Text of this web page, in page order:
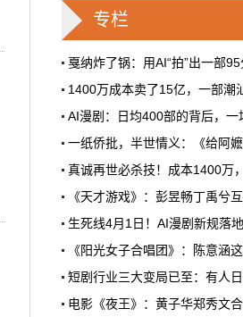
高定，而是一句话。
6月28日 9:25:00
周星驰跑去拍AI短剧了，
么？
5月31号，横店。63岁的周星
出现在《食神2026》的开机现
编自他30年前的经典电影，竖
制作，成本400万。预计9月上
6月28日 9:25:00
短剧从业者在评论区集体破防
机率比去年腰斩"，有人说"演员
专栏
戛纳炸了锅：用AI“拍”出一部
1400万成本卖了15亿，一部潮
AI漫剧：日均400部的背后，一
一纸侨批，半世情义：《给阿
真诚再世必杀技！成本1400万
《天才游戏》：彭昱畅丁禹兮
生死线4月1日！AI漫剧新规落
《阳光女子合唱团》：陈意涵
短剧行业三大变局已至：有人
电影《夜王》：黄子华郑秀文
首届卡塔尔“中国电影节”在多
2025斯里兰卡“中国电影节”在